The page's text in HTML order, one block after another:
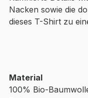
Nacken sowie die
dieses T-Shirt zu
Material
100% Bio-